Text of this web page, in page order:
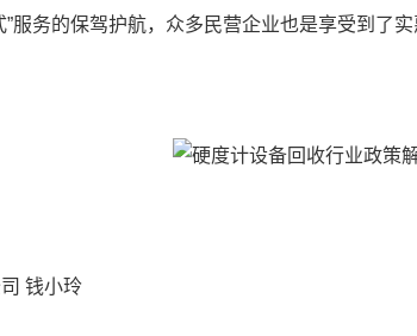
服务的保驾护航，众多民营企业也是享受到了实
钱小玲